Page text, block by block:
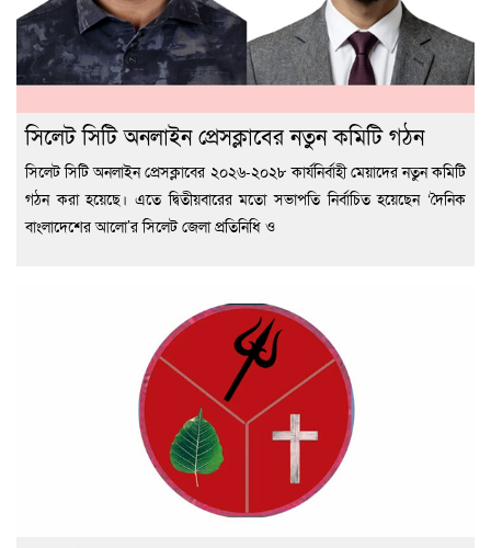
সিলেট সিটি অনলাইন প্রেসক্লাবের নতুন কমিটি গঠন
সিলেট সিটি অনলাইন প্রেসক্লাবের ২০২৬-২০২৮ কার্যনির্বাহী মেয়াদের নতুন কমিটি
গঠন করা হয়েছে। এতে দ্বিতীয়বারের মতো সভাপতি নির্বাচিত হয়েছেন ‘দৈনিক
বাংলাদেশের আলো’র সিলেট জেলা প্রতিনিধি ও